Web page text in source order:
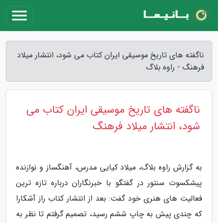
ناگفته های تاریخ موسیقی ایران کتاب می شود، انتشار میلاد
فرهنگ - راوه بلاگ
ناگفته های تاریخ موسیقی ایران کتاب می
شود، انتشار میلاد فرهنگ
به گزارش راوه بلاگ، میلاد کیایی مدرس، آهنگساز و نوازنده
پیشکسوت سنتور در گفتگو با خبرنگاران درباره تازه ترین
فعالیت های هنری خود گفت: بعد از انتشار کتاب راز آشکارا
که چندی پیش به چاپ ششم رسید، تصمیم گرفتم تا نظر به